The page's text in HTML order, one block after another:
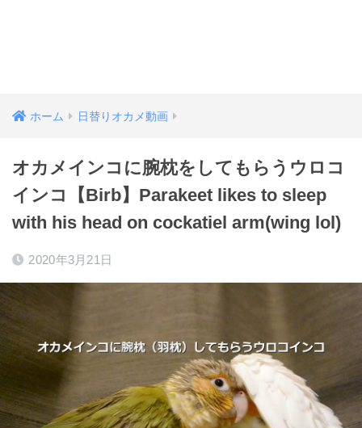
ホーム 日替りオカメ動画
オカメインコに腕枕をしてもらうウロコ
インコ【Birb】Parakeet likes to sleep
with his head on cockatiel arm(wing lol)
2020年3月21日